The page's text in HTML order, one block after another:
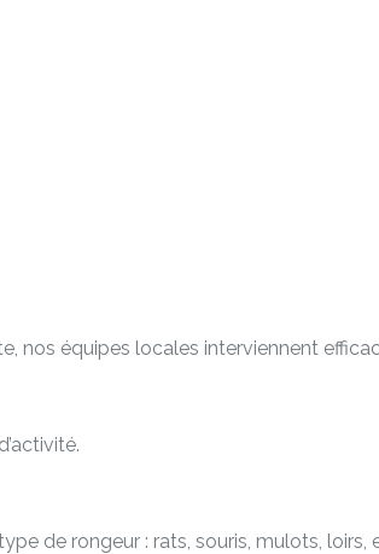
nos équipes locales interviennent
de rongeur : rats, souris, mulots, loirs,